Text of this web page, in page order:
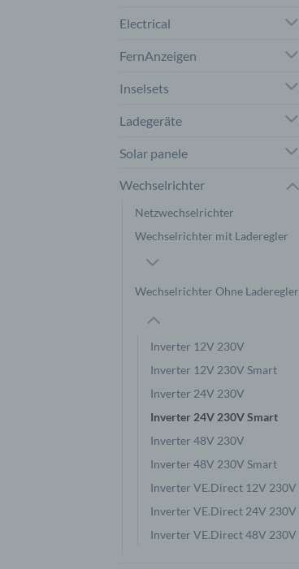
Electrical
FernAnzeigen
Inselsets
Ladegeräte
Solar panele
Wechselrichter
Netzwechselrichter
Wechselrichter mit Laderegler
Wechselrichter Ohne Laderegler
Inverter 12V 230V
Inverter 12V 230V Smart
Inverter 24V 230V
Inverter 24V 230V Smart
Inverter 48V 230V
Inverter 48V 230V Smart
Inverter VE.Direct 12V 230V
Inverter VE.Direct 24V 230V
Inverter VE.Direct 48V 230V